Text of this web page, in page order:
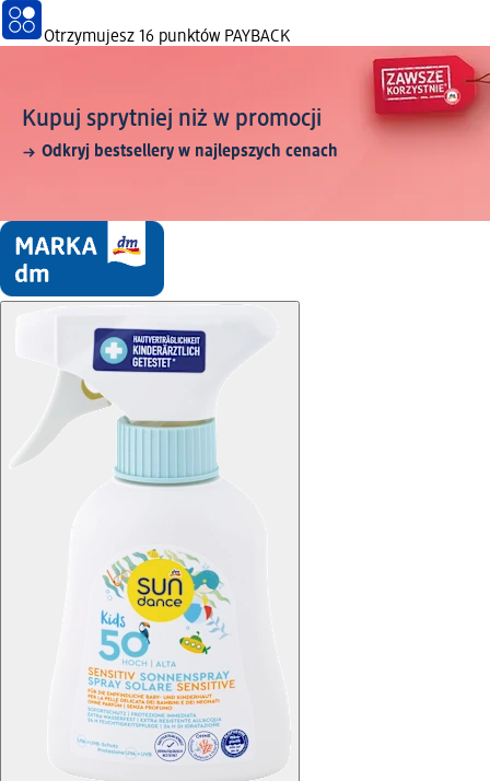
Otrzymujesz 16 punktów PAYBACK
Kupuj sprytniej niż w promocji
Odkryj bestsellery w najlepszych cenach